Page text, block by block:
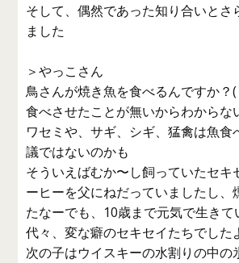
そして、偶然であった知り合いとさ
ました
＞やっこさん
鳥さんが焼き魚を食べるんですか？
食べさせたことが無いからわからな
ワセミや、サギ、シギ、猛禽は魚食
議ではないのかも
そういえばむか〜し飼っていたセキ
ーヒーを父にねだっていましたし、
たなーでも、10歳まで元気で生きて
代々、変な癖のセキセイたちでした
次の子はウイスキーの水割りの中の